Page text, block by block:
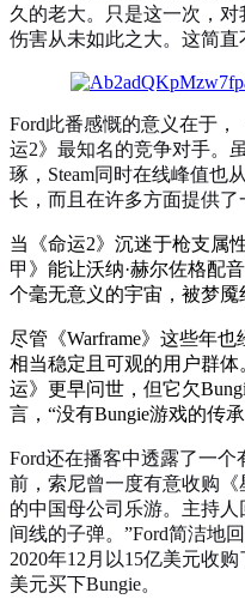
久的老大。只是这一次，对
伤害从未如此之大。这简直
Ford此番感慨的意义在于，
运2》最知名的竞争对手。
琢，Steam同时在线峰值也
长，而且在许多方面提供了
当《命运2》沉迷于枪支属
甲 》能让沃纳·赫尔佐格配
个毫无意义的宇宙，被梦魇
尽管《Warframe》这些年
相当稳定且可观的用户群体
运》更早问世，但它欠
言，“没有Bungie游戏的传
Ford还在播客中透露了一个
前，索尼曾一度有意收购《
的中国母公司乐游。主持
间线的子弹。”Ford简洁地
2020年12月以15亿美元收
美元买下Bungie。